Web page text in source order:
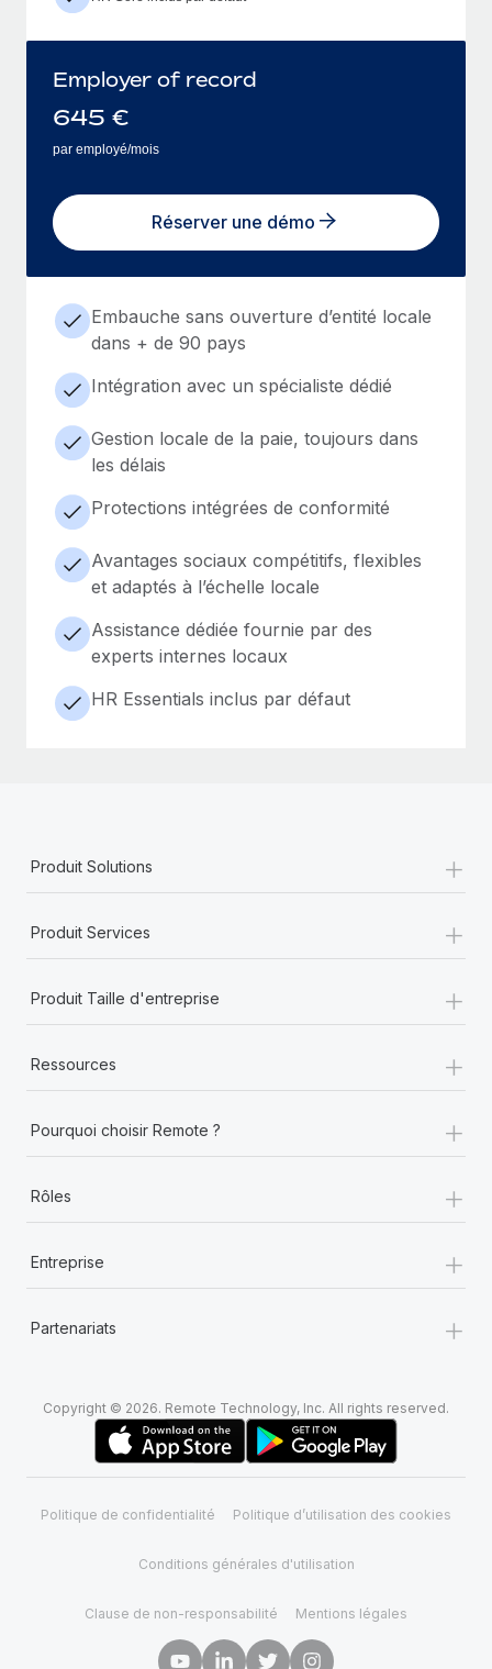
Employer of record
645 €
par employé/mois
Réserver une démo
Embauche sans ouverture d’entité locale
dans + de 90 pays
Intégration avec un spécialiste dédié
Gestion locale de la paie, toujours dans
les délais
Protections intégrées de conformité
Avantages sociaux compétitifs, flexibles
et adaptés à l’échelle locale
Assistance dédiée fournie par des
experts internes locaux
HR Essentials inclus par défaut
Produit Solutions +
Produit Services +
Produit Taille d'entreprise +
Ressources +
Pourquoi choisir Remote ? +
Rôles +
Entreprise +
Partenariats +
Copyright © 2026. Remote Technology, Inc. All rights reserved.
Politique de confidentialité Politique d’utilisation des cookies
Conditions générales d'utilisation
Clause de non-responsabilité Mentions légales